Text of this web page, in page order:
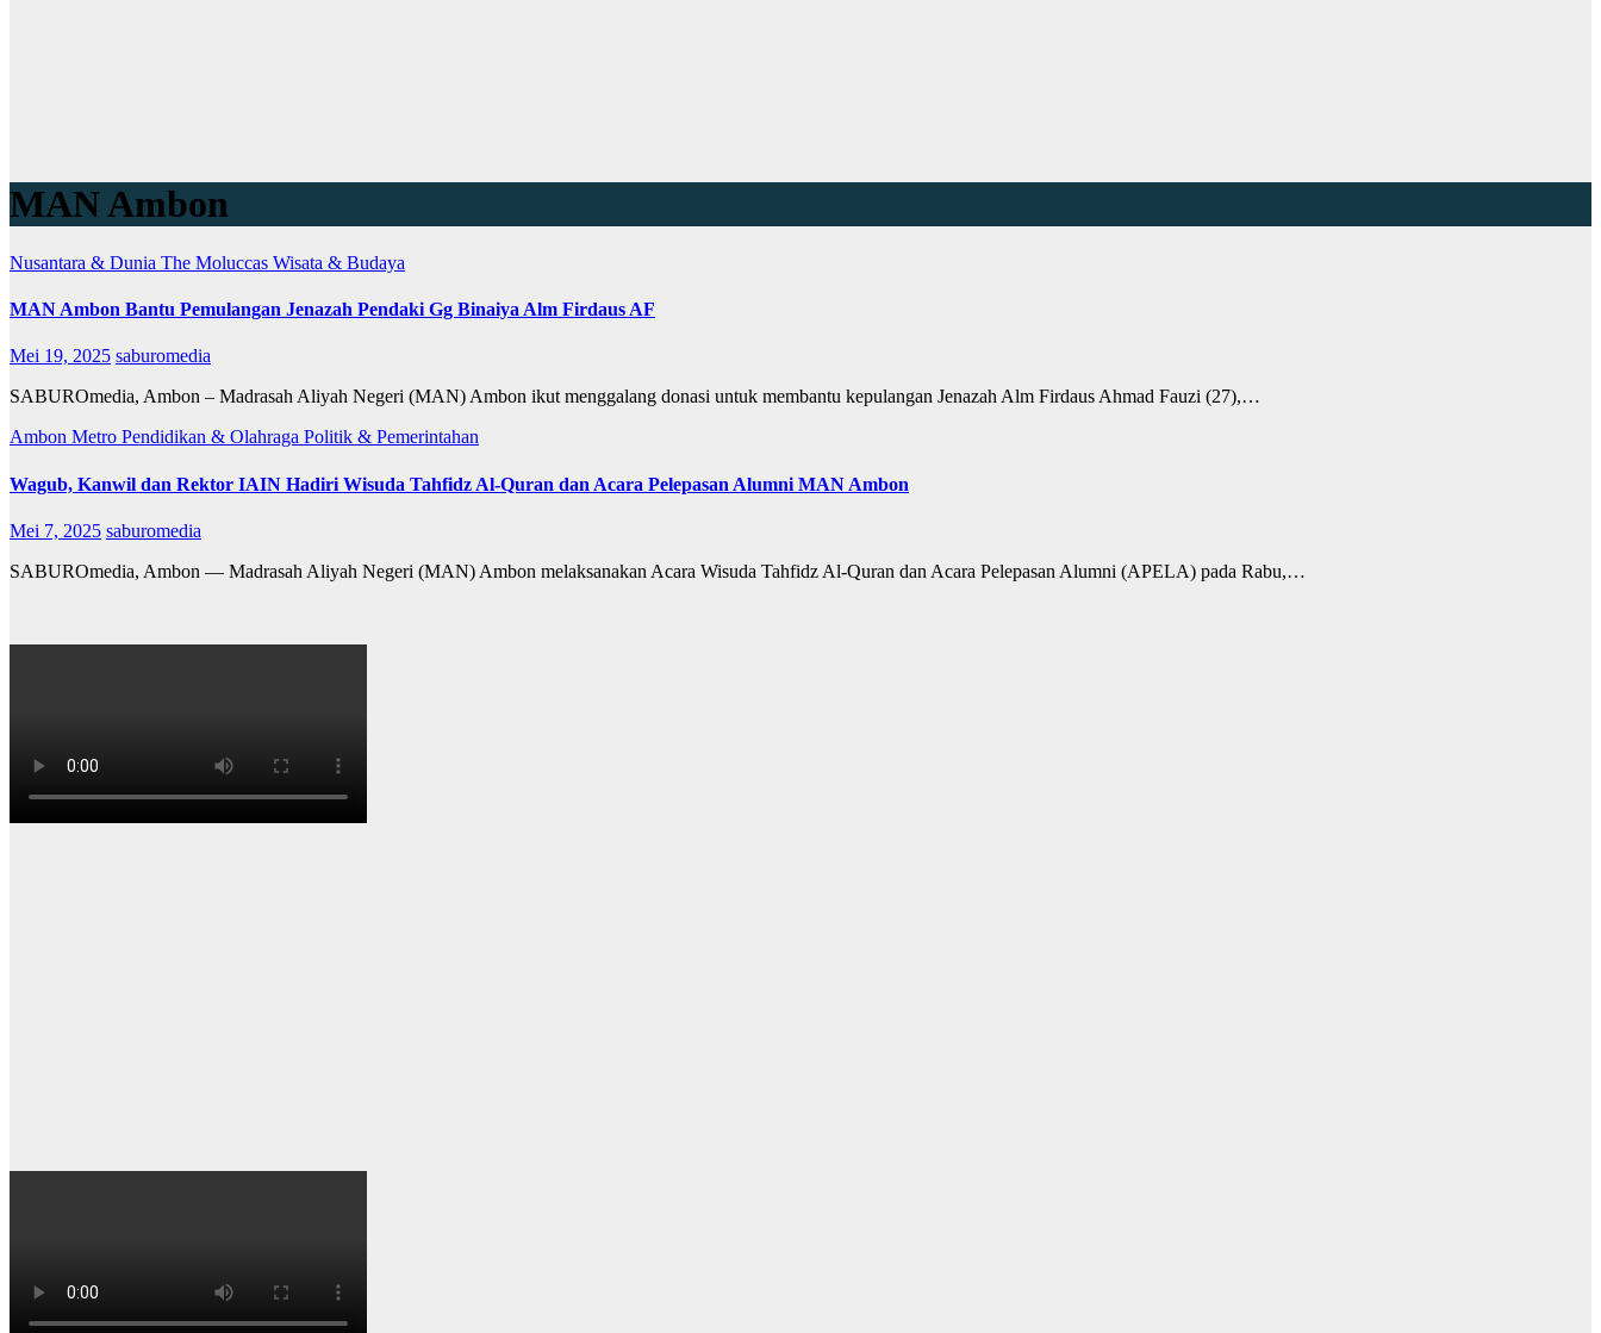
MAN Ambon
Nusantara & Dunia The Moluccas Wisata & Budaya
MAN Ambon Bantu Pemulangan Jenazah Pendaki Gg Binaiya Alm Firdaus AF
Mei 19, 2025 saburomedia
SABUROmedia, Ambon – Madrasah Aliyah Negeri (MAN) Ambon ikut menggalang donasi untuk membantu kepulangan Jenazah Alm Firdaus Ahmad Fauzi (27),…
Ambon Metro Pendidikan & Olahraga Politik & Pemerintahan
Wagub, Kanwil dan Rektor IAIN Hadiri Wisuda Tahfidz Al-Quran dan Acara Pelepasan Alumni MAN Ambon
Mei 7, 2025 saburomedia
SABUROmedia, Ambon — Madrasah Aliyah Negeri (MAN) Ambon melaksanakan Acara Wisuda Tahfidz Al-Quran dan Acara Pelepasan Alumni (APELA) pada Rabu,…